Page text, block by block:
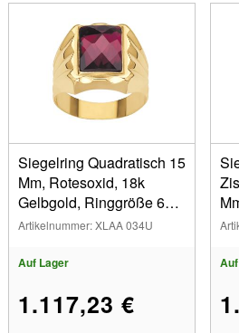
Siegelring Quadratisch 15
Mm, Rotesoxid, 18k
Gelbgold, Ringgröße 63,
Geschlossen
Artikelnummer: XLAA 034U
Auf Lager
1.117,23 €